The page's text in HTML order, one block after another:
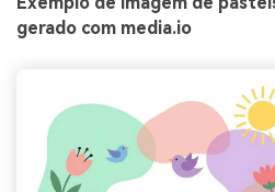
gerado com media.io